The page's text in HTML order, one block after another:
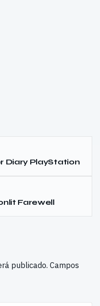
Diary PlayStation
Farewell
publicado. Campos